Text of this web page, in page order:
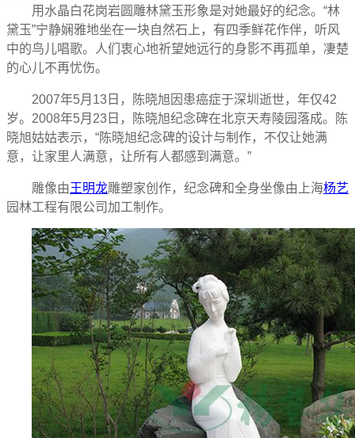
用水晶白花岗岩圆雕林黛玉形象是对她最好的纪念。“林
黛玉”宁静娴雅地坐在一块自然石上，有四季鲜花作伴，听风
中的鸟儿唱歌。人们衷心地祈望她远行的身影不再孤单，凄楚
的心儿不再忧伤。
2007年5月13日 ， 陈晓旭 因患癌症于深圳逝世，年仅42
岁。2008年5月23日，
陈晓旭纪念碑在北京天寿陵园落成。
陈
晓旭姑姑表示，“陈晓旭纪念碑的设计与制作，不仅让她满
意，让家里人满意，让所有人都感到满意。”
雕像由王明龙雕塑家创作，纪念碑和全身坐像由上海杨艺
园林工程有限公司加工制作。